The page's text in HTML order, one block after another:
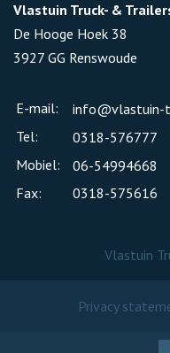
Vlastuin Truck- &
De Hooge Hoek 38
3927 GG Renswoude
E-mail:
info@vlastuin-
Tel:
0318-576777
Mobiel:
06-54994668
Fax:
0318-575616
Vlastuin
Privacy